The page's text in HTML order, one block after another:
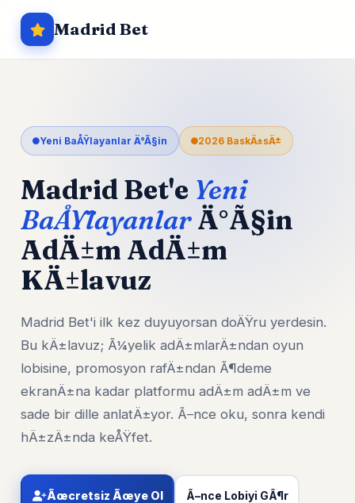
Madrid Bet
Yeni BaÅŸlayanlar Ä°Ã§in 2026 BaskÄ±sÄ±
Madrid Bet'e Yeni
BaÅŸlayanlarÄ°Ã§in
AdÄ±m AdÄ±m
KÄ±lavuz
Madrid Bet'i ilk kez duyuyorsan doÄŸru yerdesin.
Bu kÄ±lavuz; Ã¼yelik adÄ±mlarÄ±ndan oyun
lobisine, promosyon rafÄ±ndan Ã¶deme
ekranÄ±na kadar platformu adÄ±m adÄ±m ve
sade bir dille anlatÄ±yor. Ã–nce oku, sonra kendi
hÄ±zÄ±nda keÅŸfet.
Ãœcretsiz Ãœye Ol Ã–nce Lobiyi GÃ¶r